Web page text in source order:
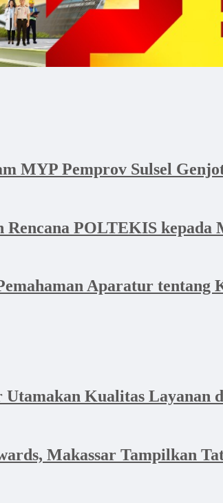
MYP Pemprov Sulsel
POLTEKIS kepada
Aparatur tentang
Kualitas Layanan
Makassar Tampilkan